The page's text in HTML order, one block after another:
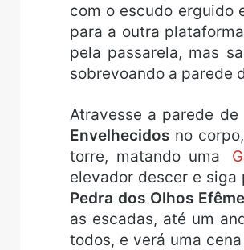
com o escudo erguido
para a outra
pela passarela, mas
sobrevoando a parede
Atravesse a parede
Envelhecidos no
torre, matando uma
elevador descer e siga
Pedra dos Olhos
as escadas, até um
todos, e verá uma